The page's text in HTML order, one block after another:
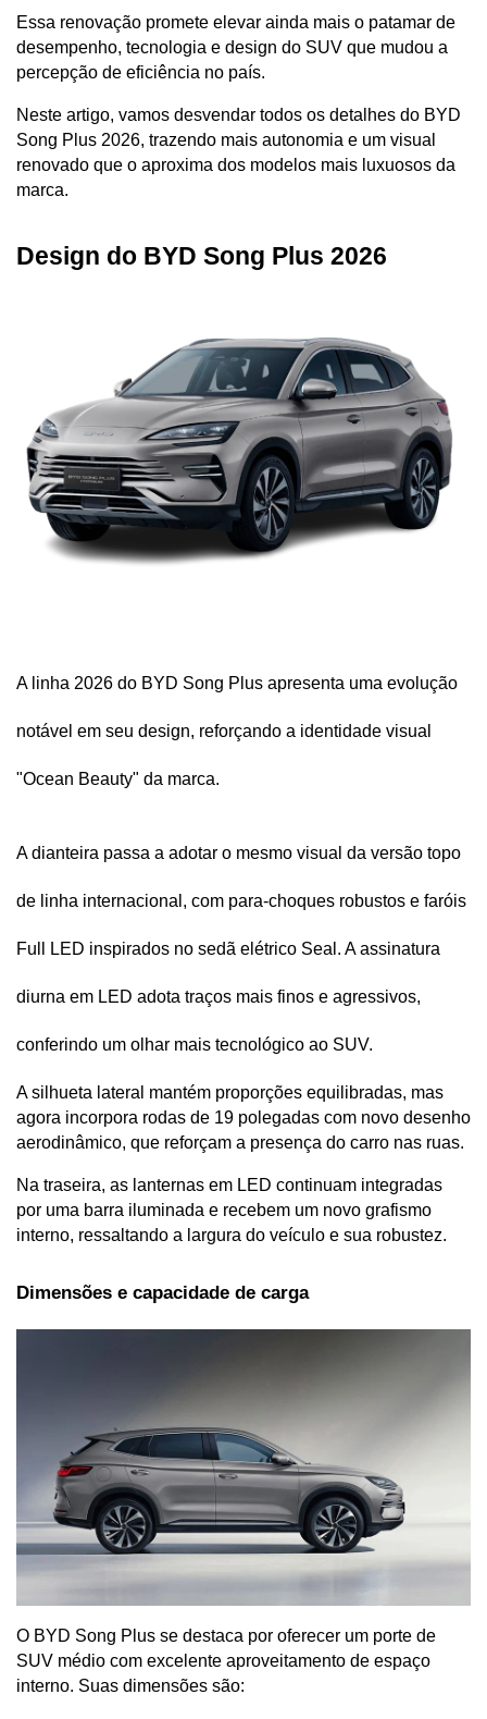
Essa renovação promete elevar ainda mais o patamar de
desempenho, tecnologia e design do SUV que mudou a
percepção de eficiência no país.
Neste artigo, vamos desvendar todos os detalhes do BYD
Song Plus 2026, trazendo mais autonomia e um visual
renovado que o aproxima dos modelos mais luxuosos da
marca.
Design do BYD Song Plus 2026
A linha 2026 do BYD Song Plus apresenta uma evolução
notável em seu design, reforçando a identidade visual
"Ocean Beauty" da marca.
A dianteira passa a adotar o mesmo visual da versão topo
de linha internacional, com para-choques robustos e faróis
Full LED inspirados no sedã elétrico Seal. A assinatura
diurna em LED adota traços mais finos e agressivos,
conferindo um olhar mais tecnológico ao SUV.
A silhueta lateral mantém proporções equilibradas, mas
agora incorpora rodas de 19 polegadas com novo desenho
aerodinâmico, que reforçam a presença do carro nas ruas.
Na traseira, as lanternas em LED continuam integradas
por uma barra iluminada e recebem um novo grafismo
interno, ressaltando a largura do veículo e sua robustez.
Dimensões e capacidade de carga
O BYD Song Plus se destaca por oferecer um porte de
SUV médio com excelente aproveitamento de espaço
interno. Suas dimensões são: